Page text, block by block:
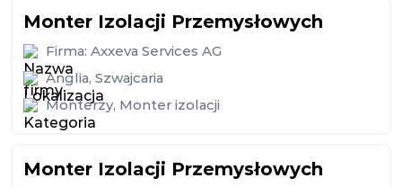
Monter Izolacji Przemysłowych
Firma: Axxeva Services AG
Anglia, Szwajcaria
Monterzy, Monter izolacji
Monter Izolacji Przemysłowych